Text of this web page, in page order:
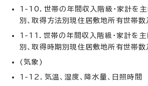
1-10．世帯の年間収入階級・家計を
別、取得方法別現住居敷地所有世帯
1-11．世帯の年間収入階級・家計を
別、取得時期別現住居敷地所有世帯
(気象)
1-12．気温、湿度、降水量、日照時間